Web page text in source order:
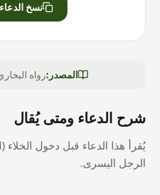
نسخ الدعاء
المصدر:رواه
شرح الدعاء ومتى يُقال
يُقرأ هذا الدعاء قبل دخول الخلاء
الرجل اليسرى.